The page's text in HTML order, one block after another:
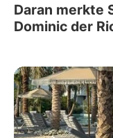
Daran merkte
Dominic der